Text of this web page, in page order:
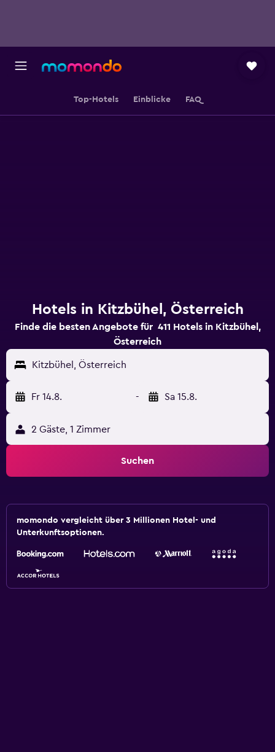
Top-Hotels Einblicke FAQ
Hotels in Kitzbühel, Österreich
Finde die besten Angebote für 411 Hotels in Kitzbühel,
Österreich
Kitzbühel, Österreich
Fr 14.8. - Sa 15.8.
2 Gäste, 1 Zimmer
Suchen
momondo vergleicht über 3 Millionen Hotel- und
Unterkunftsoptionen.